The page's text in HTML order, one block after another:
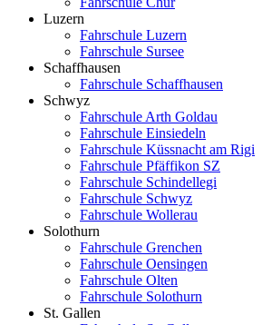
Luzern
Fahrschule Luzern
Fahrschule Sursee
Schaffhausen
Fahrschule Schaffhausen
Schwyz
Fahrschule Arth Goldau
Fahrschule Einsiedeln
Fahrschule Küssnacht am Rigi
Fahrschule Pfäffikon SZ
Fahrschule Schindellegi
Fahrschule Schwyz
Fahrschule Wollerau
Solothurn
Fahrschule Grenchen
Fahrschule Oensingen
Fahrschule Olten
Fahrschule Solothurn
St. Gallen